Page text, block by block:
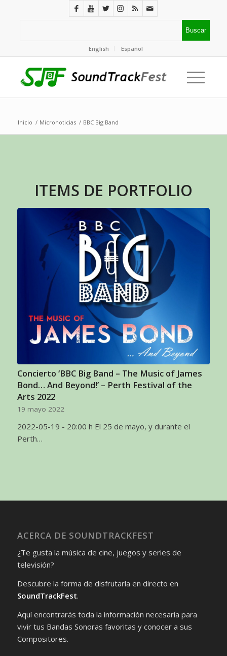
English Español
Inicio / Micronoticias / BBC Big Band
ITEMS DE PORTFOLIO
Concierto ‘BBC Big Band – The Music of James
Bond… And Beyond!’ – Perth Festival of the
Arts 2022
19 mayo 2022
2022-05-19 - 20:00 h El 25 de mayo, y durante el
Perth…
ACERCA DE SOUNDTRACKFEST
¿Te gusta la música de cine, juegos y series de
televisión?
Descubre la forma de disfrutarla en directo en
SoundTrackFest.
Aquí encontrarás toda la información necesaria para
vivir tus Bandas Sonoras favoritas y conocer a sus
Compositores.